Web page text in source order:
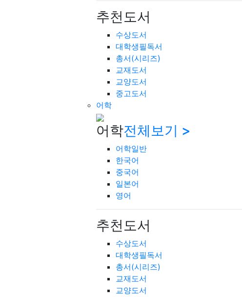
추천도서
수상도서
대학생필독서
총서(시리즈)
교재도서
교양도서
중고도서
어학
어학전체보기 >
어학일반
한국어
중국어
일본어
영어
추천도서
수상도서
대학생필독서
총서(시리즈)
교재도서
교양도서